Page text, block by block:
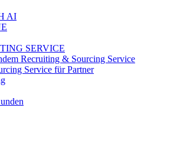
AI
SERVICE
Recruiting & Sourcing Service
Service für Partner